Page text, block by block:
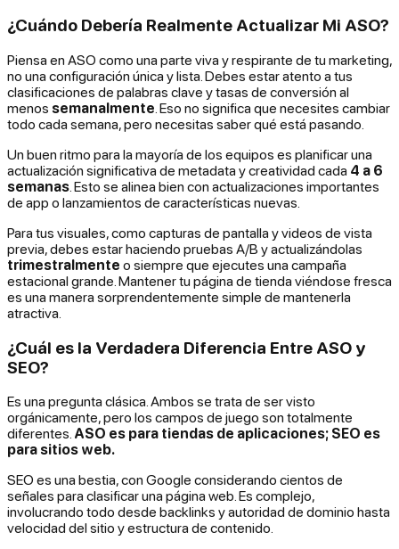
¿Cuándo Debería Realmente Actualizar Mi ASO?
Piensa en ASO como una parte viva y respirante de tu marketing,
no una configuración única y lista. Debes estar atento a tus
clasificaciones de palabras clave y tasas de conversión al
menos semanalmente . Eso no significa que necesites cambiar
todo cada semana, pero necesitas saber qué está pasando.
Un buen ritmo para la mayoría de los equipos es planificar una
actualización significativa de metadata y creatividad cada 4 a 6
semanas . Esto se alinea bien con actualizaciones importantes
de app o lanzamientos de características nuevas.
Para tus visuales, como capturas de pantalla y videos de vista
previa, debes estar haciendo pruebas A/B y actualizándolas
trimestralmente o siempre que ejecutes una campaña
estacional grande. Mantener tu página de tienda viéndose fresca
es una manera sorprendentemente simple de mantenerla
atractiva.
¿Cuál es la Verdadera Diferencia Entre ASO y
SEO?
Es una pregunta clásica. Ambos se trata de ser visto
orgánicamente, pero los campos de juego son totalmente
diferentes. ASO es para tiendas de aplicaciones; SEO es
para sitios web.
SEO es una bestia, con Google considerando cientos de
señales para clasificar una página web. Es complejo,
involucrando todo desde backlinks y autoridad de dominio hasta
velocidad del sitio y estructura de contenido.